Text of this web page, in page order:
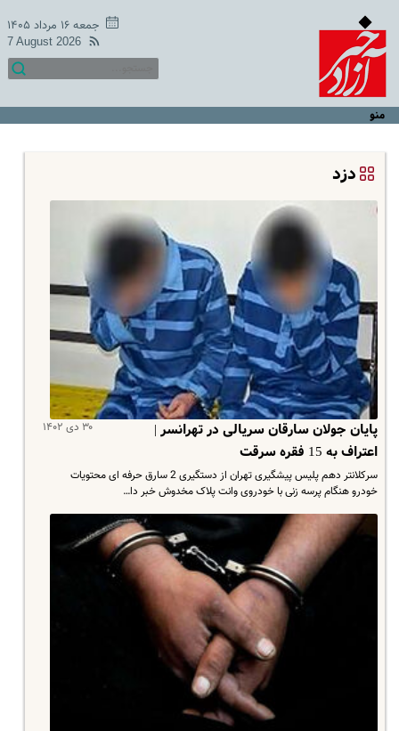
جمعه ۱۶ مرداد ۱۴۰۵
7 August 2026
منو
دزد
۳۰ دی ۱۴۰۲
پایان جولان سارقان سریالی در تهرانسر |
اعتراف به 15 فقره سرقت
سرکلانتر دهم پلیس پیشگیری تهران از دستگیری 2 سارق حرفه ای محتویات
خودرو هنگام پرسه زنی با خودروی وانت پلاک مخدوش خبر دا…